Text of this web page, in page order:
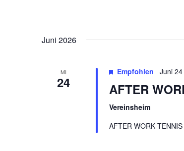
Juni 2026
MI
24
Empfohlen Juni
AFTER
Vereinsheim
AFTER WORK